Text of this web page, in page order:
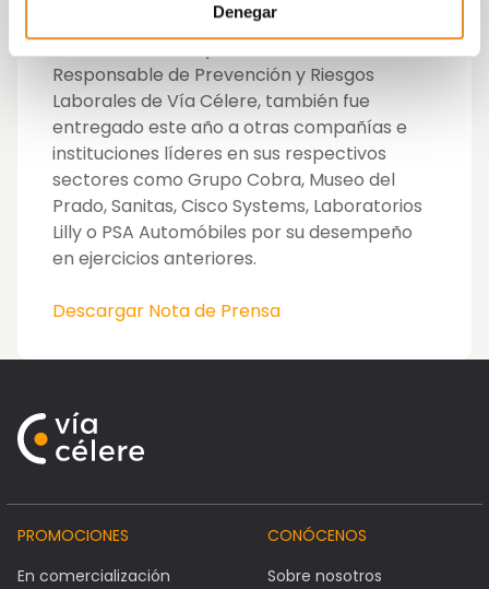
Denegar
El premio, que fue recogido por la propia
Montse SánchezyAna Loeches,
Responsable de Prevención y Riesgos
Laborales de Vía Célere, también fue
entregado este año a otras compañías e
instituciones líderes en sus respectivos
sectores como Grupo Cobra, Museo del
Prado, Sanitas, Cisco Systems, Laboratorios
Lilly o PSA Automóbiles por su desempeño
en ejercicios anteriores.
Descargar Nota de Prensa
PROMOCIONES
En comercialización
CONÓCENOS
Sobre nosotros